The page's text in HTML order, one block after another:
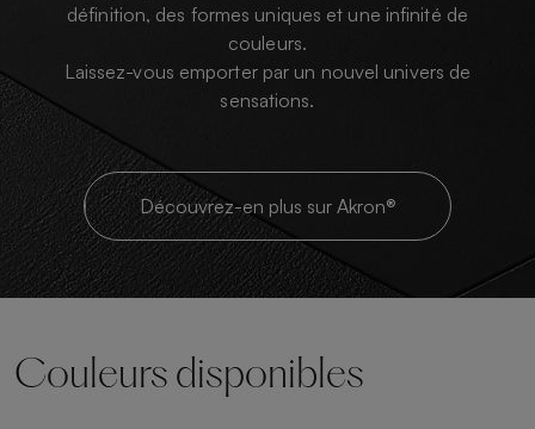
définition, des formes uniques et une infinité de
couleurs.
Laissez-vous emporter par un nouvel univers de
sensations.
Découvrez-en plus sur Akron®
Couleurs disponibles